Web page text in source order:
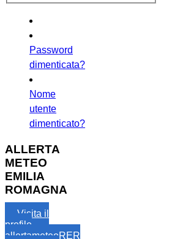
Password
dimenticata?
Nome
utente
dimenticato?
ALLERTA
METEO
EMILIA
ROMAGNA
Visita il
profilo
allertameteoRER